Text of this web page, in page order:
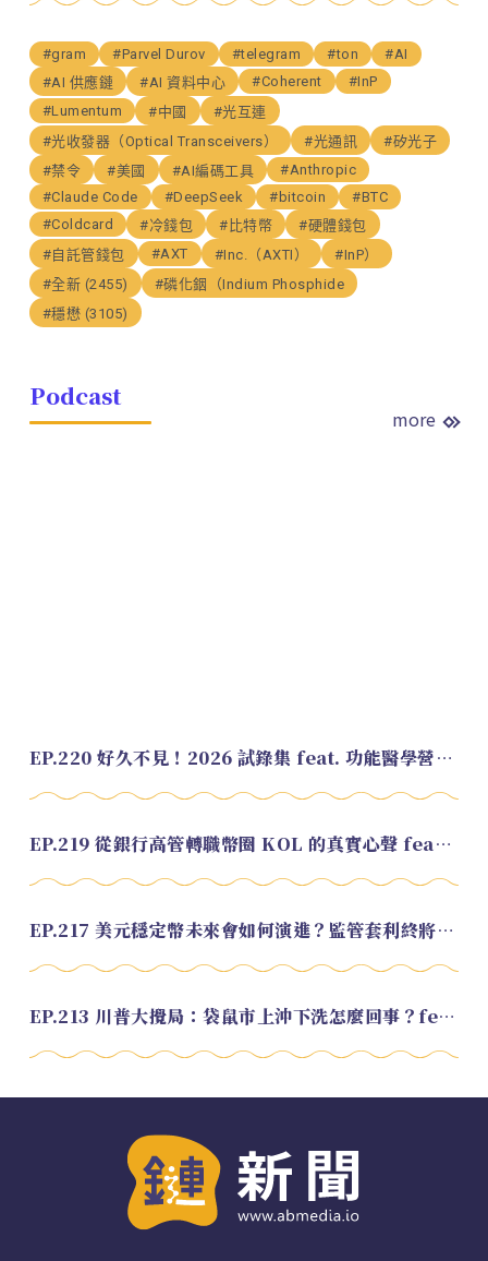
#gram #Parvel Durov #telegram #ton
#AI
#AI 供應鏈
#AI 資料中心 #Coherent
#InP
#Lumentum
#中國
#光互連
#光收發器（Optical Transceivers）
#光通訊
#矽光子
#禁令
#美國 #AI編碼工具
#Anthropic
#Claude Code
#DeepSeek #bitcoin
#BTC
#Coldcard
#冷錢包 #比特幣
#硬體錢包
#自託管錢包
#AXT #Inc.（AXTI）
#InP）
#全新 (2455)
#磷化銦（Indium Phosphide
#穩懋 (3105)
Podcast
more
EP.220 好久不見！2026 試錄集 feat. 功能醫學營養師 美寶
EP.219 從銀行高管轉職幣圈 KOL 的真實心聲 feat.龜大
EP.217 美元穩定幣未來會如何演進？監管套利終將收斂？feat. 研究員 余哲安
EP.213 川普大攪局：袋鼠市上沖下洗怎麼回事？feat. Alvin